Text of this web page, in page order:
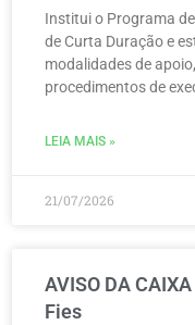
Institui o Programa
de Curta Duração e
modalidades de
procedimentos de
LEIA MAIS »
21/07/2026
AVISO DA
Fies